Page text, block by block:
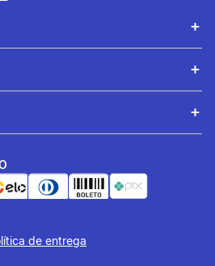
de entrega